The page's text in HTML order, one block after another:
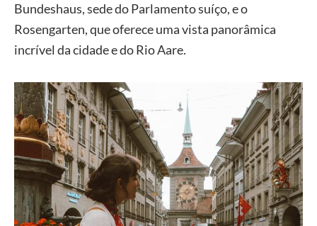
Bundeshaus, sede do Parlamento suíço, e o
Rosengarten, que oferece uma vista panorâmica
incrível da cidade e do Rio Aare.